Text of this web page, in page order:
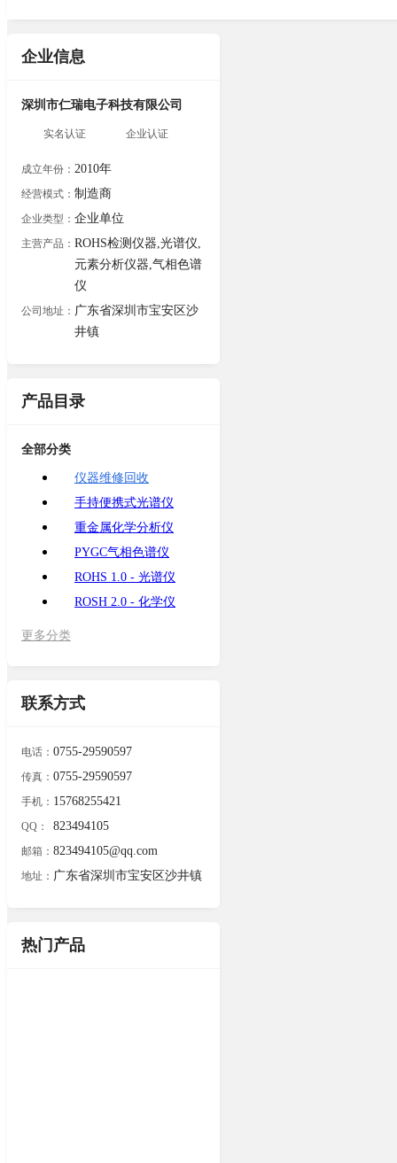
企业信息
深圳市仁瑞电子科技有限公司
实名认证 企业认证
成立年份： 2010年
经营模式： 制造商
企业类型： 企业单位
主营产品： ROHS检测仪器,光谱仪,
元素分析仪器,气相色谱
仪
公司地址： 广东省深圳市宝安区沙
井镇
产品目录
全部分类
仪器维修回收
手持便携式光谱仪
重金属化学分析仪
PYGC气相色谱仪
ROHS 1.0 - 光谱仪
ROSH 2.0 - 化学仪
更多分类
联系方式
电话： 0755-29590597
传真： 0755-29590597
手机： 15768255421
QQ： 823494105
邮箱： 823494105@qq.com
地址： 广东省深圳市宝安区沙井镇
热门产品